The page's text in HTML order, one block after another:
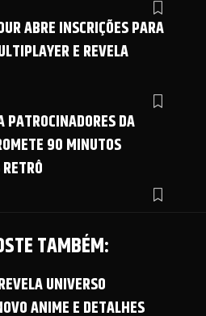
ABRE INSCRIÇÕES PARA
E REVELA
PATROCINADORES DA
90 MINUTOS
TAMBÉM:
UNIVERSO
ANIME E DETALHES